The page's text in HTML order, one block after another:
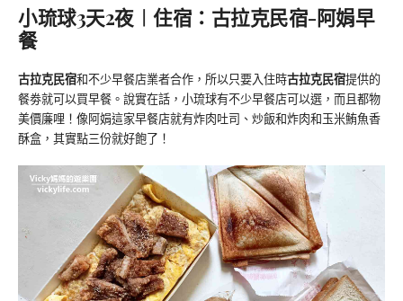
小琉球3天2夜︱住宿：古拉克民宿-阿娟早
餐
古拉克民宿和不少早餐店業者合作，所以只要入住時古拉克民宿提供的
餐劵就可以買早餐。說實在話，小琉球有不少早餐店可以選，而且都物
美價廉哩！像阿娟這家早餐店就有炸肉吐司、炒飯和炸肉和玉米鮪魚香
酥盒，其實點三份就好飽了！